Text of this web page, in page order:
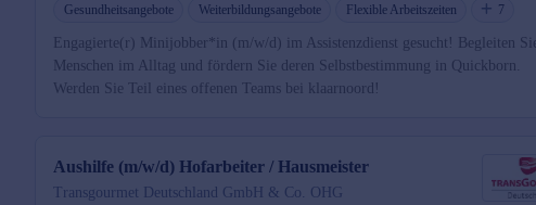
Gesundheitsangebote Weiterbildungsangebote Flexible Arbeitszeiten 7
Engagierte(r) Minijobber*in (m/w/d) im Assistenzdienst gesucht! Begleiten Sie
Menschen im Alltag und fördern Sie deren Selbstbestimmung in Quickborn.
Werden Sie Teil eines offenen Teams bei klaarnoord!
Aushilfe (m/w/d) Hofarbeiter / Hausmeister
Transgourmet Deutschland GmbH & Co. OHG